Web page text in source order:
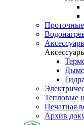
Проточные
Тепловые
Печатная
Архив